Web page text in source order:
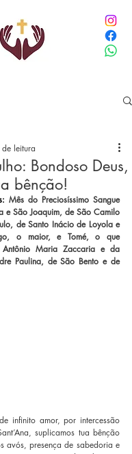
Bondoso Deus,
bênção!
de leitura
Mês do Preciosíssimo Sangue
e São Joaquim, de São Camilo
de Santo Inácio de Loyola e
o maior, e Tomé, o que
Maria Zaccaria e da
Paulina, de São Bento e de
infinito amor, por intercessão
suplicamos tua bênção
avós, presença de sabedoria e